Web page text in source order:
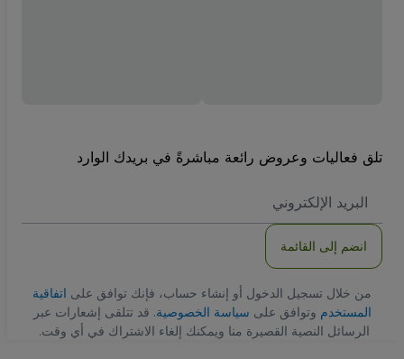
تلق فعاليات وعروض رائعة مباشرةً في بريدك الوارد
الاكتروني
انضم إلى القائمة
من خلال تسجيل الدخول أو إنشاء حساب، فإنك توافق على اتفاقية
المستخدم وتوافق على سياسة الخصوصية. قد تتلقى إشعارات عبر
الرسائل النصية القصيرة منا ويمكنك إلغاء الاشتراك في أي وقت.